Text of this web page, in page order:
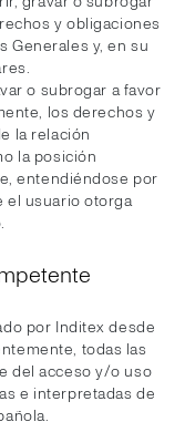
y obligaciones
Generales y, en su
o subrogar a favor
los derechos y
la relación
la posición
entendiéndose por
el usuario otorga
por Inditex desde
todas las
del acceso y/o uso
e interpretadas de